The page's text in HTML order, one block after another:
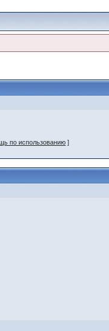
по использованию ]